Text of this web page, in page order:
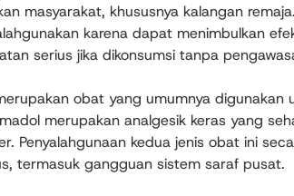
masyarakat, khususnya kalangan
karena dapat menimbulkan
serius jika dikonsumsi tanpa
obat yang umumnya
merupakan analgesik keras yang
Penyalahgunaan kedua jenis obat ini
termasuk gangguan sistem saraf pusat.